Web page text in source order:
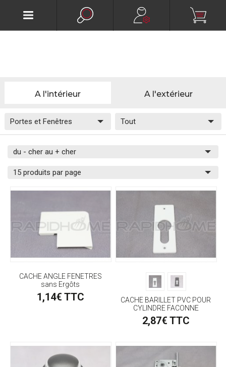
A l'intérieur A l'extérieur
CACHE ANGLE FENETRES
sans Ergôts
1,14€ TTC
CACHE BARILLET PVC POUR
CYLINDRE FACONNE
2,87€ TTC